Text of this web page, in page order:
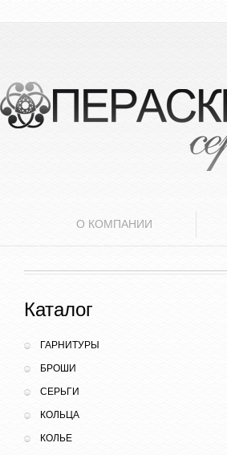
О КОМПАНИИ
Каталог
ГАРНИТУРЫ
БРОШИ
СЕРЬГИ
КОЛЬЦА
КОЛЬЕ